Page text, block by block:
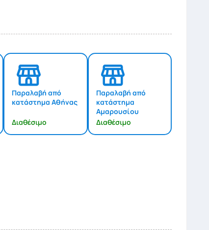
Παραλαβή από
κατάστημα Αθήνας
Διαθέσιμο
Παραλαβή από
κατάστημα
Αμαρουσίου
Διαθέσιμο